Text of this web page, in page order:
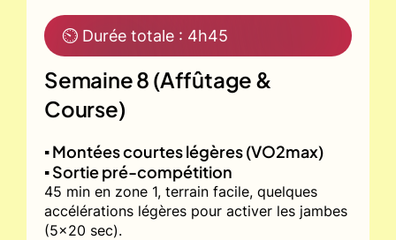
⏲ Durée totale : 4h45
Semaine 8 (Affûtage &
Course)
▪️ Montées courtes légères (VO2max)
▪️ Sortie pré-compétition
45 min en zone 1, terrain facile, quelques
accélérations légères pour activer les jambes
(5x20 sec).